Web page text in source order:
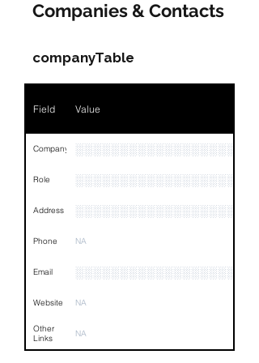
Name
Position
Phone NA
Email
Links NA
Companies & Contacts
companyTable
Field Value
Company ░░░░░░░░░░░░░░░░░░░░░
Role
Address
Phone NA
Email ░░░░░░░░░░░░░░░░░░
Website NA
Other
Links
NA